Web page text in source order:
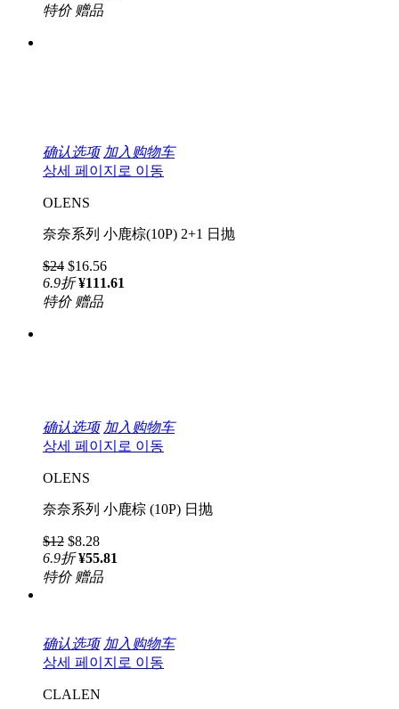
特价 赠品
确认选项 加入购物车
상세 페이지로 이동
OLENS
奈奈系列 小鹿棕(10P) 2+1 日抛
$24 $16.56
6.9折 ¥111.61
特价 赠品
确认选项 加入购物车
상세 페이지로 이동
OLENS
奈奈系列 小鹿棕 (10P) 日抛
$12 $8.28
6.9折 ¥55.81
特价 赠品
确认选项 加入购物车
상세 페이지로 이동
CLALEN